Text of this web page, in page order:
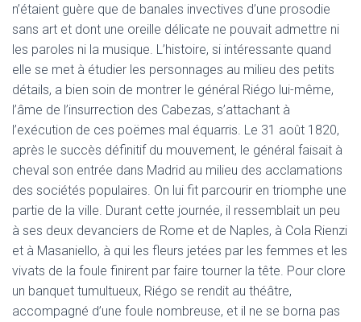
n’étaient guère que de banales invectives d’une prosodie
sans art et dont une oreille délicate ne pouvait admettre ni
les paroles ni la musique. L’histoire, si intéressante quand
elle se met à étudier les personnages au milieu des petits
détails, a bien soin de montrer le général Riégo lui-même,
l’âme de l’insurrection des Cabezas, s’attachant à
l’exécution de ces poëmes mal équarris. Le 31 août 1820,
après le succès définitif du mouvement, le général faisait à
cheval son entrée dans Madrid au milieu des acclamations
des sociétés populaires. On lui fit parcourir en triomphe une
partie de la ville. Durant cette journée, il ressemblait un peu
à ses deux devanciers de Rome et de Naples, à Cola Rienzi
et à Masaniello, à qui les fleurs jetées par les femmes et les
vivats de la foule finirent par faire tourner la tête. Pour clore
un banquet tumultueux, Riégo se rendit au théâtre,
accompagné d’une foule nombreuse, et il ne se borna pas